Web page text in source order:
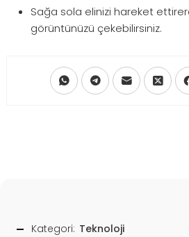
Sağa sola elinizi hareket
görüntünüzü çekebilirsiniz.
Kategori: Teknoloji